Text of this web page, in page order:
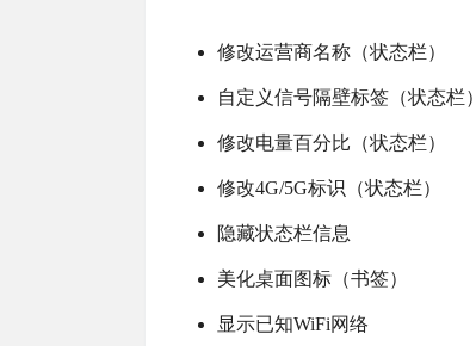
修改运营商名称（状态栏）
自定义信号隔壁标签（状态栏）
修改电量百分比（状态栏）
修改4G/5G标识（状态栏）
隐藏状态栏信息
美化桌面图标（书签）
显示已知WiFi网络